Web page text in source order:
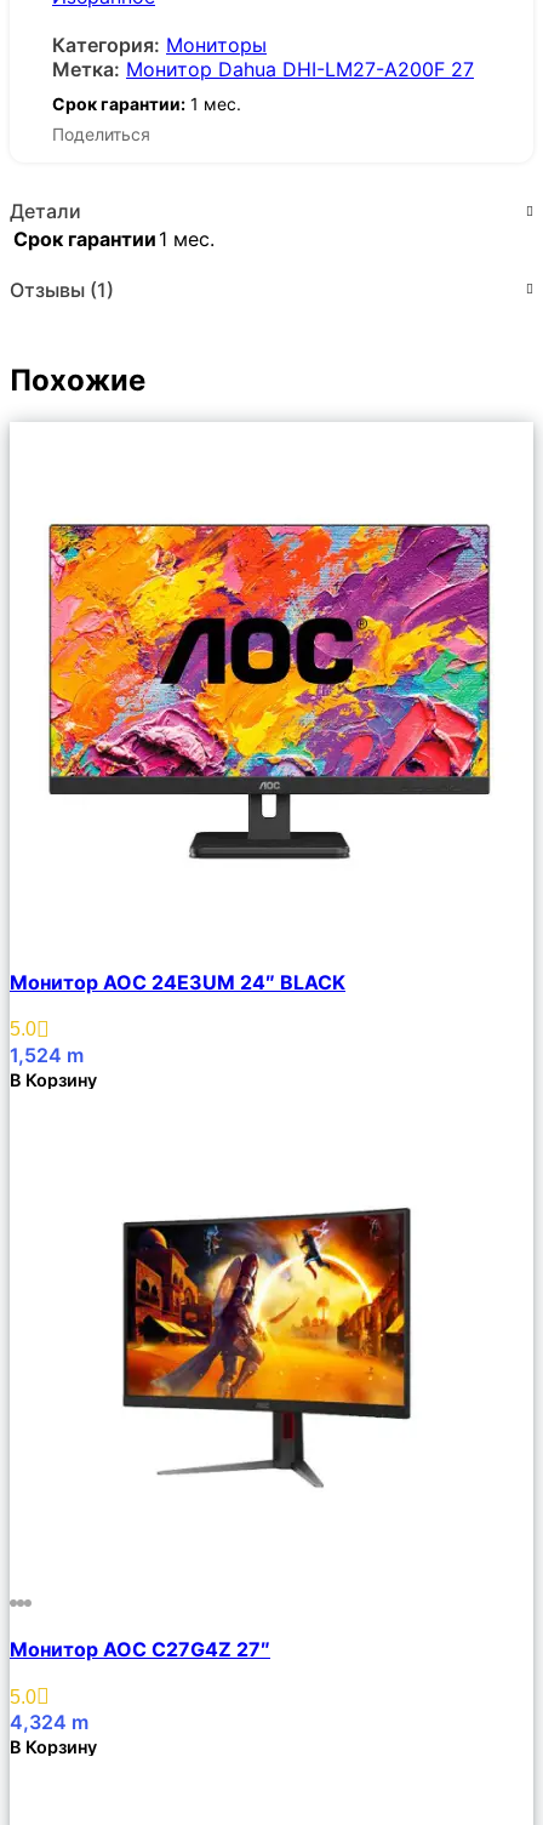
Категория: Мониторы
Метка: Монитор Dahua DHI-LM27-A200F 27
Срок гарантии: 1 мес.
Поделиться
Детали
Срок гарантии 1 мес.
Отзывы (1)
Похожие
Описание
Избранное
Монитор AOC 24E3UM 24″ BLACK
5.0
1,524 m
В Корзину
Описание
Избранное
Монитор AOC C27G4Z 27″
5.0
4,324 m
В Корзину